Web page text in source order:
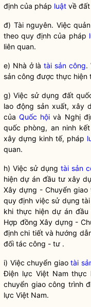
định của pháp luật về
đ) Tài nguyên. Việc
theo quy định của pháp
liên quan.
e) Nhà ở làtài sản công.
sản công được thực hiện
g) Việc sử dụng đất
lao động sản xuất, xây
củaQuốc hội và Nghị
quốc phòng, an ninh
xây dựng kinh tế, pháp
quan.
h) Việc sử dụngtài sản
hiện dự án đầu tư xây
Xây dựng - Chuyển giao
quy định việc sử dụng
khi thực hiện dự án
Hợp đồng Xây dựng -
định chi tiết và hướng
đối tác công - tư .
i) Việc chuyển giaotài
Điện lực Việt Nam thực
chuyển giao công trình
lực Việt Nam.